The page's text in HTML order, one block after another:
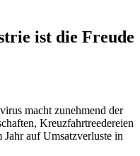
ist die Freude
macht zunehmend der
Kreuzfahrtreedereien
auf Umsatzverluste in